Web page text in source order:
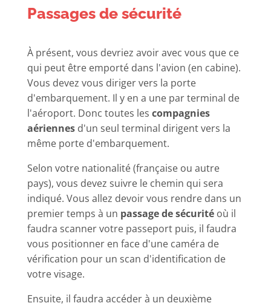
Passages de sécurité
À présent, vous devriez avoir avec vous que ce
qui peut être emporté dans l'avion (en cabine).
Vous devez vous diriger vers la porte
d'embarquement. Il y en a une par terminal de
l'aéroport. Donc toutes les compagnies
aériennesd'un seul terminal dirigent vers la
même porte d'embarquement.
Selon votre nationalité (française ou autre
pays), vous devez suivre le chemin qui sera
indiqué. Vous allez devoir vous rendre dans un
premier temps à un passage de sécuritéoù il
faudra scanner votre passeport puis, il faudra
vous positionner en face d'une caméra de
vérification pour un scan d'identification de
votre visage.
Ensuite, il faudra accéder à un deuxième